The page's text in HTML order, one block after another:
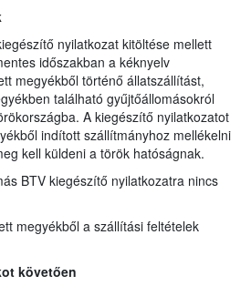
nyilatkozat kitöltése mellett
időszakban a kéknyelv
megyékből történő állatszállítást,
található gyűjtőállomásokról
A kiegészítő nyilatkozatot
indított szállítmányhoz mellékelni
kell küldeni a török hatóságnak.
BTV kiegészítő nyilatkozatra nincs
megyékből a szállítási feltételek
követően